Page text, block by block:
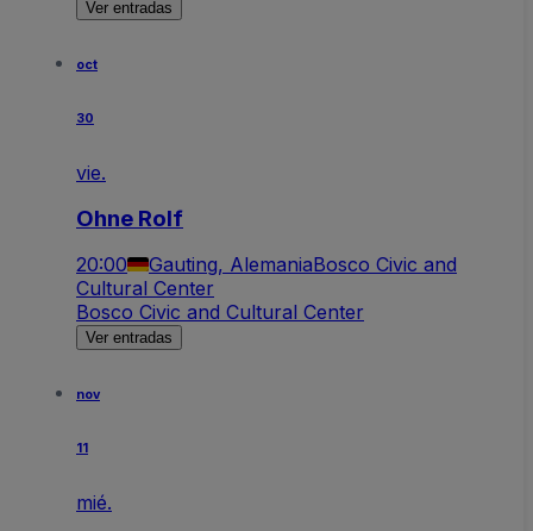
Ver entradas
oct
30
vie.
Ohne Rolf
20:00 Gauting, AlemaniaBosco Civic and
Cultural Center
Bosco Civic and Cultural Center
Ver entradas
nov
11
mié.